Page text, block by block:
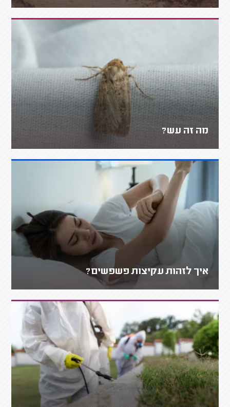
מה זה עש?
איך לזהות עקיצות פשפשים?